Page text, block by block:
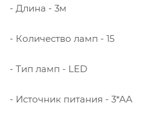
- Длина - 3м
- Количество ламп - 15
- Тип ламп - LED
- Источник питания - 3*АА